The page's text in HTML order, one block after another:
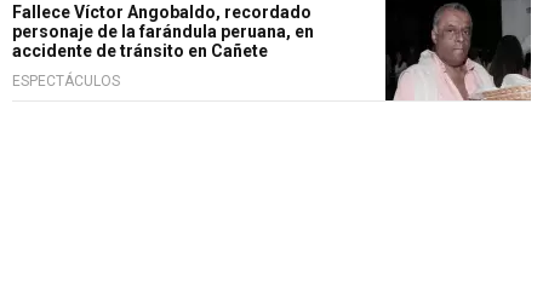
Fallece Víctor Angobaldo, recordado
personaje de la farándula peruana, en
accidente de tránsito en Cañete
ESPECTÁCULOS